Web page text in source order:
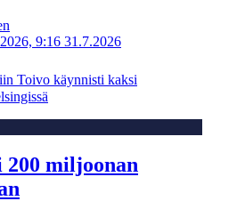
9:16 31.7.2026
Toivo käynnisti kaksi
200 miljoonan